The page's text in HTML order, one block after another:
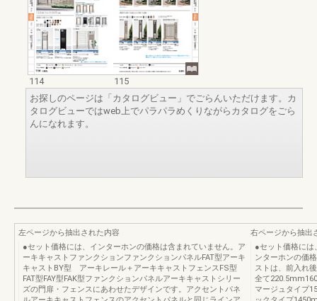
114
115
お探しのページは「カタログビュー」でごらんいただけます。カ
タログビューではweb上でパラパラめくりながらカタログをごら
んになれます。
左ページから抽出された内容
●セット価格には、インターホンの価格は含まれていません。ア
ーキキャストファンクションファンクションパネルFAT型アーキ
キャストBY型 アーキレール＋アーキキャストフェンスFS型
FAT型FAY型FAK型ファンクションパネルアーキキャストシリー
ズの門扉・フェンスにあわせたデザインです。アクセントパネ
右ページから抽出
●セット価格には
ンターホンの価
ストは、前入れ
全て
マージュタイプ